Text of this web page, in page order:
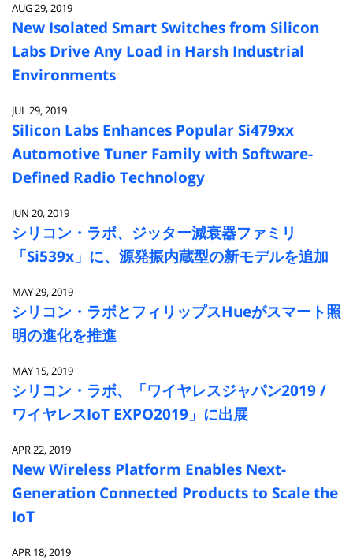
AUG 29, 2019
New Isolated Smart Switches from Silicon
Labs Drive Any Load in Harsh Industrial
Environments
JUL 29, 2019
Silicon Labs Enhances Popular Si479xx
Automotive Tuner Family with Software-
Defined Radio Technology
JUN 20, 2019
シリコン・ラボ、ジッター減衰器ファミリ
「Si539x」に、源発振内蔵型の新モデルを追加
MAY 29, 2019
シリコン・ラボとフィリップスHueがスマート照
明の進化を推進
MAY 15, 2019
シリコン・ラボ、「ワイヤレスジャパン2019 /
ワイヤレスIoT EXPO2019」に出展
APR 22, 2019
New Wireless Platform Enables Next-
Generation Connected Products to Scale the
IoT
APR 18, 2019